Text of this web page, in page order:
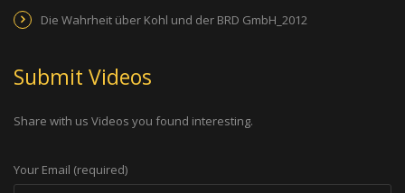
Die Wahrheit über Kohl und der BRD GmbH_2012
Submit Videos
Share with us Videos you found interesting.
Your Email (required)